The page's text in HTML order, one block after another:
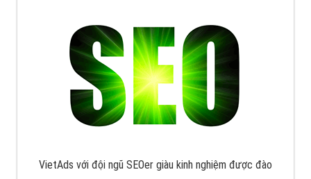
VietAds với đội ngũ SEOer giàu kinh nghiệm được đào